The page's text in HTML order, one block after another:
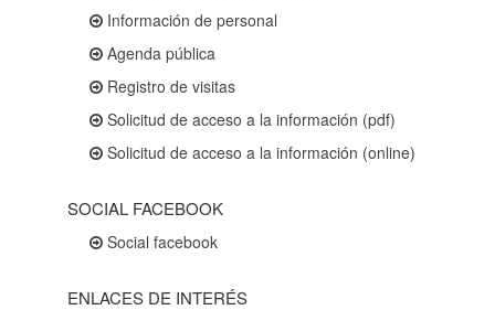
Información de personal
Agenda pública
Registro de visitas
Solicitud de acceso a la información (pdf)
Solicitud de acceso a la información (online)
SOCIAL FACEBOOK
Social facebook
ENLACES DE INTERÉS